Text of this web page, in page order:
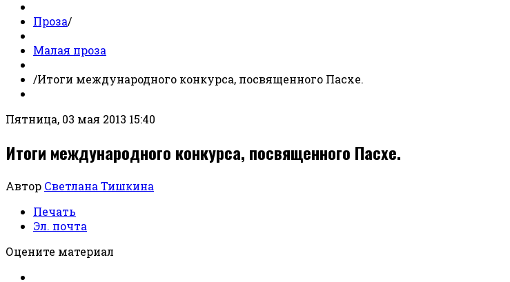
Проза/
Малая проза
/Итоги международного конкурса, посвященного Пасхе.
Пятница, 03 мая 2013 15:40
Итоги международного конкурса, посвященного Пасхе.
Автор Светлана Тишкина
Печать
Эл. почта
Оцените материал